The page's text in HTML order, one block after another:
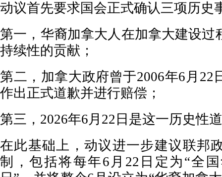
动议首先要求国会正式确认三项历史
第一，华裔加拿大人在加拿大建设过
持续性的贡献；
第二，加拿大政府曾于2006年6月22
作出正式道歉并进行赔偿；
第三，2026年6月22日是这一历史性
在此基础上，动议进一步建议联邦
制，包括将每年6月22日定为“全